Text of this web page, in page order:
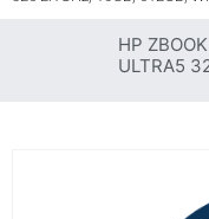
ELFELEJTETT
HP
ULTRA5